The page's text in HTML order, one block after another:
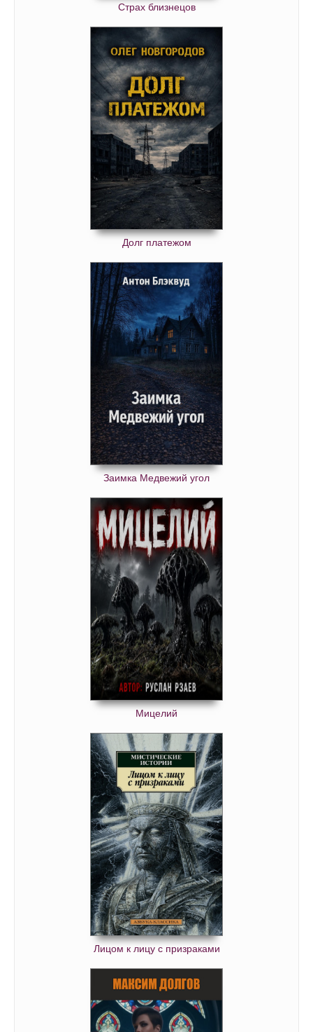
Страх близнецов
Долг платежом
Заимка Медвежий угол
Мицелий
Лицом к лицу с призраками